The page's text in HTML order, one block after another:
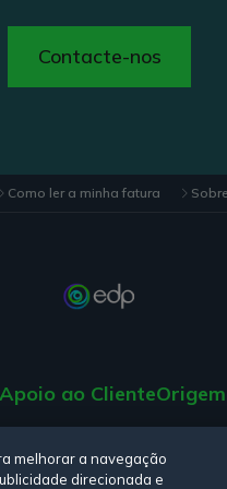
Contacte-nos
Como ler a minha fatura
Apoio ao Cliente
de cookies,Termos e
melhorar a navegação
direcionada e